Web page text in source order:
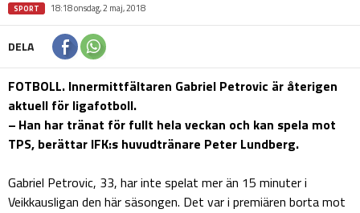
SPORT 18:18 onsdag, 2 maj, 2018
DELA
FOTBOLL. Innermittfältaren Gabriel Petrovic är återigen
aktuell för ligafotboll.
– Han har tränat för fullt hela veckan och kan spela mot
TPS, berättar IFK:s huvudtränare Peter Lundberg.
Gabriel Petrovic, 33, har inte spelat mer än 15 minuter i
Veikkausligan den här säsongen. Det var i premiären borta mot